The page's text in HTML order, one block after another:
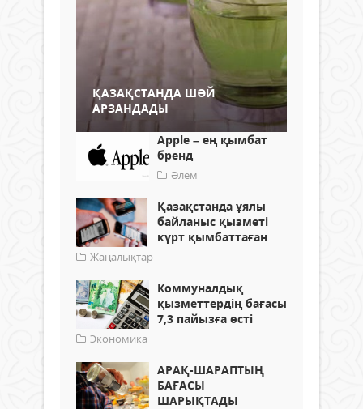
ҚАЗАҚСТАНДА ШӘЙ
АРЗАНДАДЫ
Apple – ең қымбат
бренд
Әлем
Қазақстанда ұялы
байланыс қызметі
күрт қымбаттаған
Жаңалықтар
Коммуналдық
қызметтердің бағасы
7,3 пайызға өсті
Экономика
АРАҚ-ШАРАПТЫҢ
БАҒАСЫ
ШАРЫҚТАДЫ